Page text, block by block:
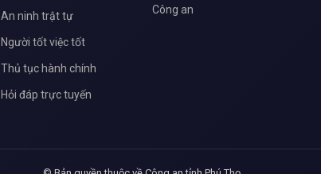
An ninh trật tự
Người tốt việc tốt
Thủ tục hành chính
Hỏi đáp trực tuyến
Công an